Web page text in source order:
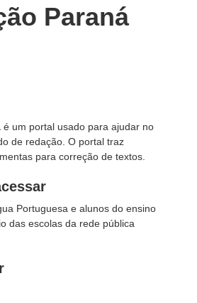
Paraná
é um portal usado para ajudar no
de redação. O portal traz
para correção de textos.
Portuguesa e alunos do ensino
das escolas da rede pública